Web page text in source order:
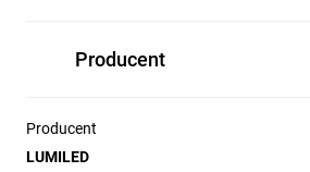
Producent
Producent
LUMILED